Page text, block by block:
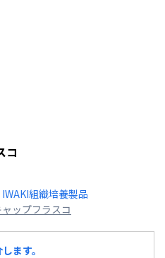
コ
IWAKI組織培養製品
ップフラスコ
ます。